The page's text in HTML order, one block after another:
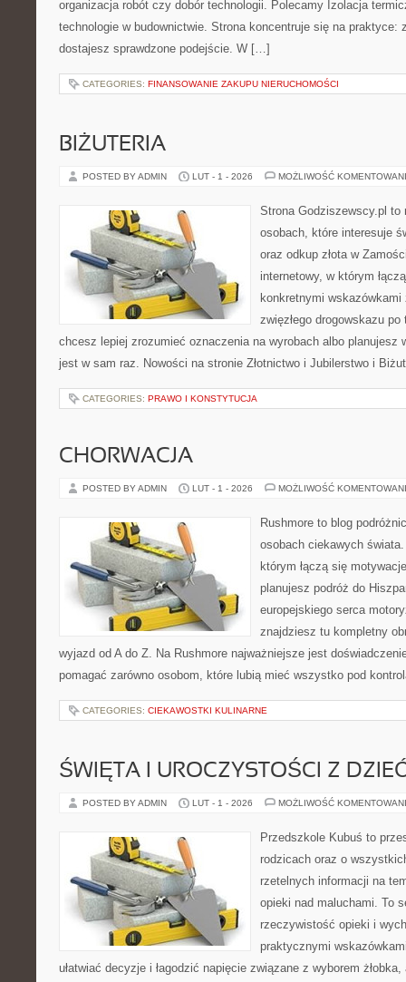
organizacja robót czy dobór technologii. Polecamy Izolacja
technologie w budownictwie. Strona koncentruje się na praktyce:
dostajesz sprawdzone podejście. W […]
CATEGORIES: FINANSOWANIE ZAKUPU NIERUCHOMOŚCI
BIŻUTERIA
POSTED BY ADMIN LUT - 1 - 2026 MOŻLIWOŚĆ
Strona Godziszewscy.pl
osobach, które interesuje
oraz odkup złota w
internetowy, w którym
konkretnymi
zwięzłego drogowskazu
chcesz lepiej zrozumieć oznaczenia na wyrobach albo planujesz
jest w sam raz. Nowości na stronie Złotnictwo i Jubilerstwo i
CATEGORIES: PRAWO I KONSTYTUCJA
CHORWACJA
POSTED BY ADMIN LUT - 1 - 2026 MOŻLIWOŚĆ
Rushmore to blog
osobach ciekawych
którym łączą się
planujesz podróż do
europejskiego serca
znajdziesz tu kompletny
wyjazd od A do Z. Na Rushmore najważniejsze jest
pomagać zarówno osobom, które lubią mieć wszystko pod
CATEGORIES: CIEKAWOSTKI KULINARNE
ŚWIĘTA I UROCZYSTOŚCI Z
POSTED BY ADMIN LUT - 1 - 2026 MOŻLIWOŚĆ
Przedszkole Kubuś to
rodzicach oraz o
rzetelnych informacji na
opieki nad maluchami. To
rzeczywistość opieki i
praktycznymi
ułatwiać decyzje i łagodzić napięcie związane z wyborem